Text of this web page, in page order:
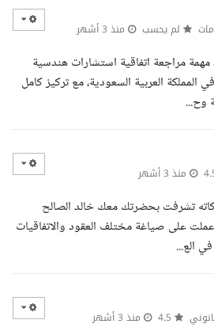
لم يحسب منذ 3 أشهر
مهمة مراجعة اتفاقية استشارات هندسية
العربية السعودية، مع تركيز كامل
وح...
منذ 3 أشهر
تشرفت بحضرتك معك خالد الصالح
على صياغة مختلف العقود والاتفاقيات
الع...
منذ 3 أشهر